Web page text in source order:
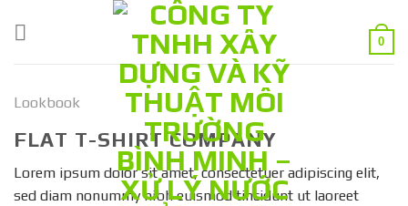
0
Lookbook
FLAT T-SHIRT COMPANY
Lorem ipsum dolor sit amet, consectetuer adipiscing elit,
sed diam nonummy nibh euismod tincidunt ut laoreet